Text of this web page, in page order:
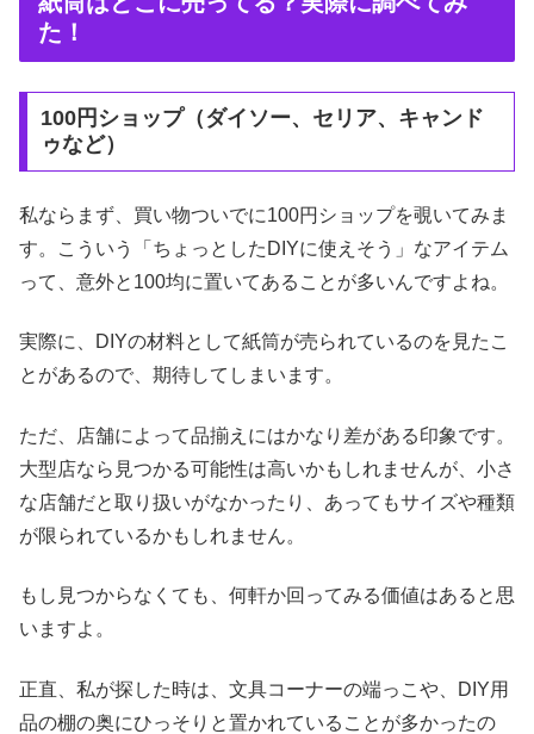
た！
100円ショップ（ダイソー、セリア、キャンド
ゥなど）
私ならまず、買い物ついでに100円ショップを覗いてみま
す。こういう「ちょっとしたDIYに使えそう」なアイテム
って、意外と100均に置いてあることが多いんですよね。
実際に、DIYの材料として紙筒が売られているのを見たこ
とがあるので、期待してしまいます。
ただ、店舗によって品揃えにはかなり差がある印象です。
大型店なら見つかる可能性は高いかもしれませんが、小さ
な店舗だと取り扱いがなかったり、あってもサイズや種類
が限られているかもしれません。
もし見つからなくても、何軒か回ってみる価値はあると思
いますよ。
正直、私が探した時は、文具コーナーの端っこや、DIY用
品の棚の奥にひっそりと置かれていることが多かったの